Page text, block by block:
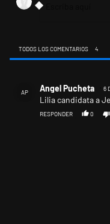
TODOS LOS COMENTARIOS 4
AP Angel Pucheta 6
Lilia candidata a
RESPONDER 0